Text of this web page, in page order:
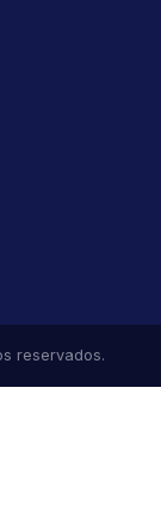
reservados.